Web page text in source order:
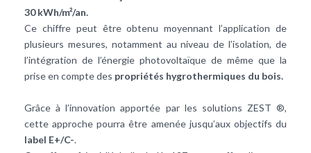
30 kWh/m²/an.
Ce chiffre peut être obtenu moyennant l’application de
plusieurs mesures, notamment au niveau de l’isolation, de
l’intégration de l’énergie photovoltaïque de même que la
prise en compte des propriétés hygrothermiques du bois.
Grâce à l’innovation apportée par les solutions ZEST ®,
cette approche pourra être amenée jusqu’aux objectifs du
label E+/C-­.